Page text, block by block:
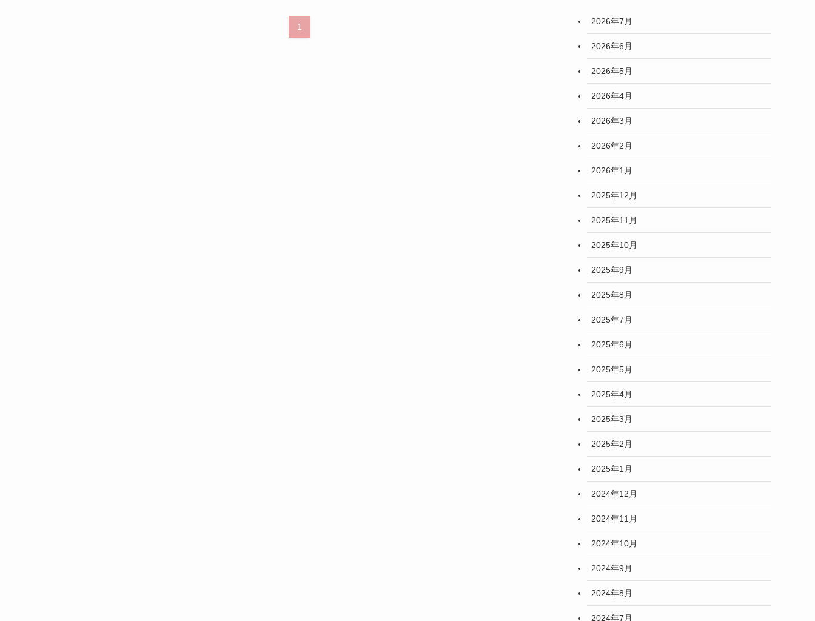
1
2026年7月
2026年6月
2026年5月
2026年4月
2026年3月
2026年2月
2026年1月
2025年12月
2025年11月
2025年10月
2025年9月
2025年8月
2025年7月
2025年6月
2025年5月
2025年4月
2025年3月
2025年2月
2025年1月
2024年12月
2024年11月
2024年10月
2024年9月
2024年8月
2024年7月